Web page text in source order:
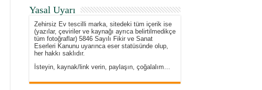
Yasal Uyarı
Zehirsiz Ev tescilli marka, sitedeki tüm içerik ise
(yazılar, çeviriler ve kaynağı ayrıca belirtilmedikçe
tüm fotoğraflar) 5846 Sayılı Fikir ve Sanat
Eserleri Kanunu uyarınca eser statüsünde olup,
her hakkı saklıdır.
İsteyin, kaynak/link verin, paylaşın, çoğalalım…